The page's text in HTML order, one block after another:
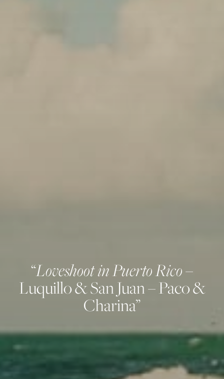
“Loveshoot in Puerto Rico–
Luquillo & San Juan – Paco &
Charina”